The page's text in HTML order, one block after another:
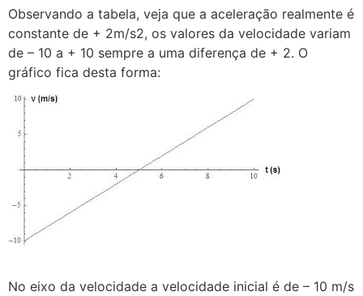
Observando a tabela, veja que a aceleração realmente é
constante de + 2m/s2, os valores da velocidade variam
de – 10 a + 10 sempre a uma diferença de + 2. O
gráfico fica desta forma:
No eixo da velocidade a velocidade inicial é de – 10 m/s